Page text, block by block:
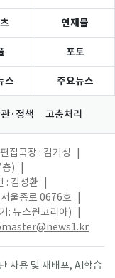
연재물
포토
스 주요뉴스
·정책 고충처리
편집국장 : 김기성
)
: 김성환
울종로 0676호
: 뉴스원코리아)
용 및 재배포, AI학습